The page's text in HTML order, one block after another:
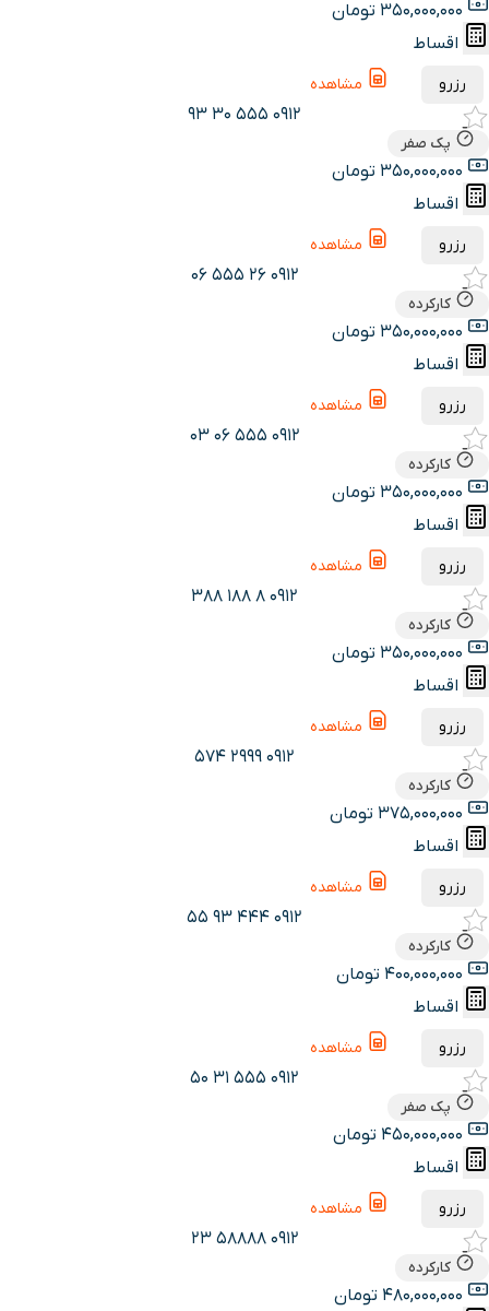
اقساط
رزرو مشاهده
0912 555 30 93
پک صفر
اقساط
رزرو مشاهده
0912 26 555 06
کارکرده
اقساط
رزرو مشاهده
0912 555 06 03
کارکرده
اقساط
رزرو مشاهده
0912 8 188 388
کارکرده
اقساط
رزرو مشاهده
0912 2999 574
کارکرده
اقساط
رزرو مشاهده
0912 444 93 55
کارکرده
اقساط
رزرو مشاهده
0912 555 31 50
پک صفر
اقساط
رزرو مشاهده
0912 58888 23
کارکرده